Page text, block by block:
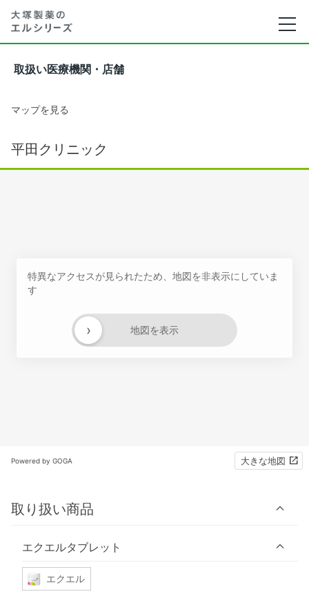
取扱い医療機関・店舗
マップを見る
平田クリニック
特異なアクセスが見られたため、地図を非表示にしていま
す
地図を表示
›
Powered by GOGA 大きな地図
取り扱い商品
エクエルタブレット
エクエル